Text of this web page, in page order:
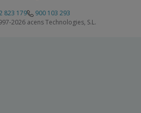
823 179
900 103 293
2026 acens Technologies, S.L.